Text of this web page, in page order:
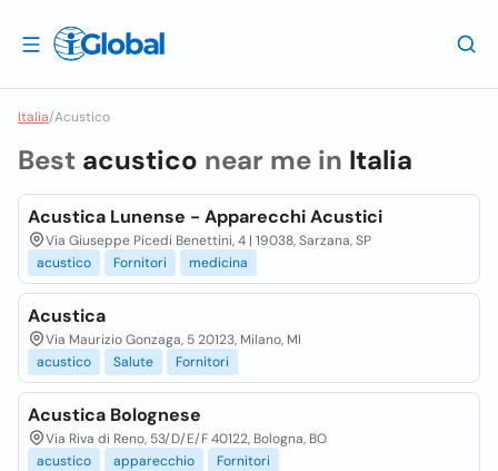
Italia/Acustico
Best acustico near me in Italia
Acustica Lunense - Apparecchi Acustici
Via Giuseppe Picedi Benettini, 4 | 19038, Sarzana, SP
acustico
Fornitori medicina
Acustica
Via Maurizio Gonzaga, 5 20123, Milano, MI
acustico
Salute Fornitori
Acustica Bolognese
Via Riva di Reno, 53/D/E/F 40122, Bologna, BO
acustico
apparecchio Fornitori